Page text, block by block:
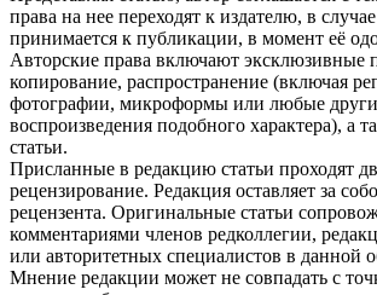
права на нее переходят к издателю, в
принимается к публикации, в момент её
Авторские права включают эксклюзивные
копирование, распространение (включая
фотографии, микроформы или любые
воспроизведения подобного характера), а
статьи.
Присланные в редакцию статьи проходят
рецензирование. Редакция оставляет за
рецензента. Оригинальные статьи
комментариями членов редколлегии,
или авторитетных специалистов в данной
Мнение редакции может не совпадать с